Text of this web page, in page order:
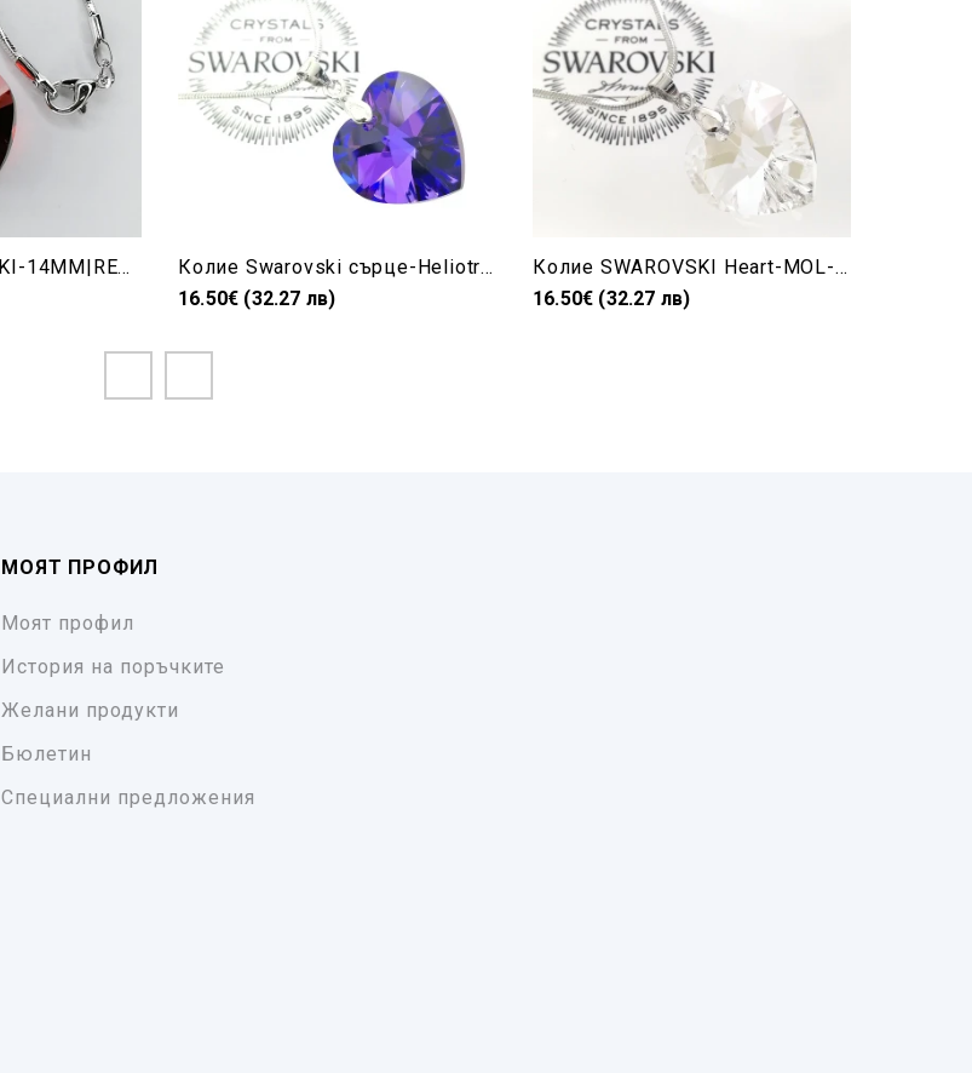
СЪРЦЕ SWAROVSKI-14MM|RED MAGMA|ЧЕРВЕНО-ПОДАРЪЦИ KATRIN
Колие Swarovski сърце-Heliotrope-18мм
16.50€ (32.27 лв)
Колие SWAROVSKI Heart-MOL-18 мм 6228/18
16.50€ (32.27 лв)
МОЯТ ПРОФИЛ
Моят профил
История на поръчките
Желани продукти
Бюлетин
Специални предложения